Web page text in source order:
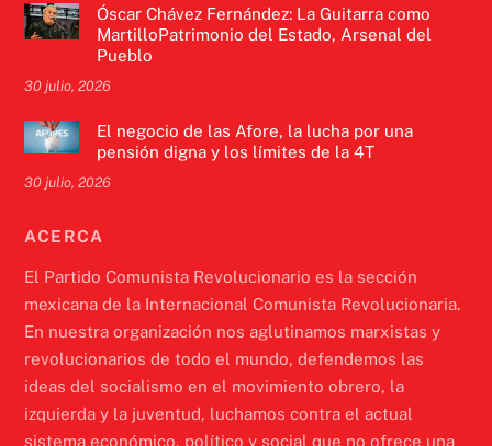
Óscar Chávez Fernández: La Guitarra como
MartilloPatrimonio del Estado, Arsenal del
Pueblo
30 julio, 2026
El negocio de las Afore, la lucha por una
pensión digna y los límites de la 4T
30 julio, 2026
ACERCA
El Partido Comunista Revolucionario es la sección
mexicana de la Internacional Comunista Revolucionaria.
En nuestra organización nos aglutinamos marxistas y
revolucionarios de todo el mundo, defendemos las
ideas del socialismo en el movimiento obrero, la
izquierda y la juventud, luchamos contra el actual
sistema económico, político y social que no ofrece una